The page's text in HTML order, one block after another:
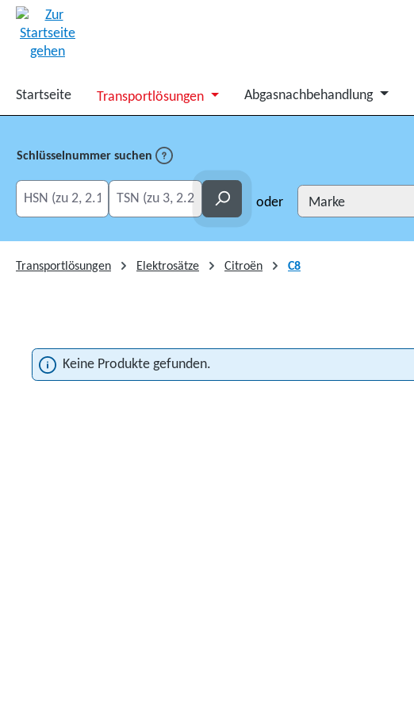
Startseite Transportlösungen Abgasnachbehandlung
Schlüsselnummer suchen
HSN eingeben
TSN eingeben Suchen oder
Transportlösungen Elektrosätze Citroën C8
Keine Produkte gefunden.